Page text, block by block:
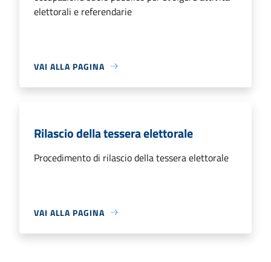
elettorali e referendarie
VAI ALLA PAGINA
Rilascio della tessera elettorale
Procedimento di rilascio della tessera elettorale
VAI ALLA PAGINA